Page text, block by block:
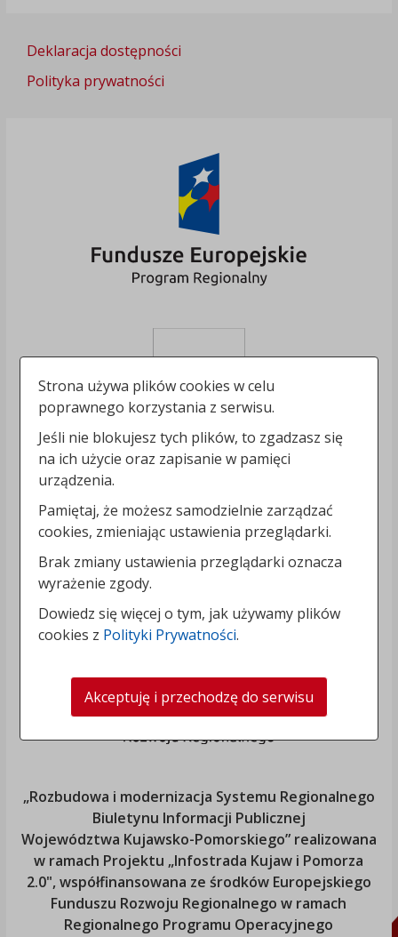
Deklaracja dostępności
Polityka prywatności
„Rozbudowa i modernizacja Systemu Regionalnego
Biuletynu Informacji Publicznej
Województwa Kujawsko-Pomorskiego” realizowana
w ramach Projektu „Infostrada Kujaw i Pomorza
2.0", współfinansowana ze środków Europejskiego
Funduszu Rozwoju Regionalnego w ramach
Regionalnego Programu Operacyjnego
Strona używa plików cookies w celu
poprawnego korzystania z serwisu.
Jeśli nie blokujesz tych plików, to zgadzasz się
na ich użycie oraz zapisanie w pamięci
urządzenia.
Pamiętaj, że możesz samodzielnie zarządzać
cookies, zmieniając ustawienia przeglądarki.
Brak zmiany ustawienia przeglądarki oznacza
wyrażenie zgody.
Dowiedz się więcej o tym, jak używamy plików
cookies z Polityki Prywatności.
Akceptuję i przechodzę do serwisu